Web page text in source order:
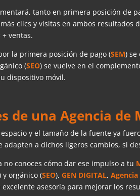
tanto en primera posición de
clics y visitas en ambos
+ ventas.
la primera posición de pago (SEM)
(SEO) se vuelve en el
dispositivo móvil.
de una Agencia
y el tamaño de la fuente ya
adapten a dichos ligeros cambios, si
no conoces cómo dar ese impulso a tu
y orgánico (SEO),GEN DIGITAL,
asesoría para mejorar los